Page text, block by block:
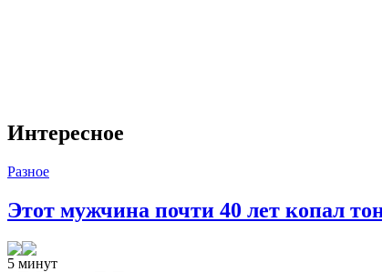
Интересное
Разное
Этот мужчина почти 40 лет копал
5 минут